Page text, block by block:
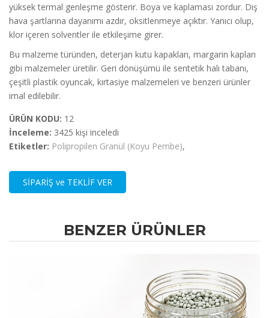
yüksek termal genleşme gösterir. Boya ve kaplaması zordur. Dış
hava şartlarına dayanımı azdır, oksitlenmeye açıktır. Yanıcı olup,
klor içeren solventler ile etkileşime girer.
Bu malzeme türünden, deterjan kutu kapakları, margarin kapları
gibi malzemeler üretilir. Geri dönüşümü ile sentetik halı tabanı,
çeşitli plastik oyuncak, kırtasiye malzemeleri ve benzeri ürünler
imal edilebilir.
ÜRÜN KODU: 12
İnceleme: 3425 kişi inceledi
Etiketler: Polipropilen Granül (Koyu Pembe),
SİPARİŞ ve TEKLİF VER
BENZER ÜRÜNLER